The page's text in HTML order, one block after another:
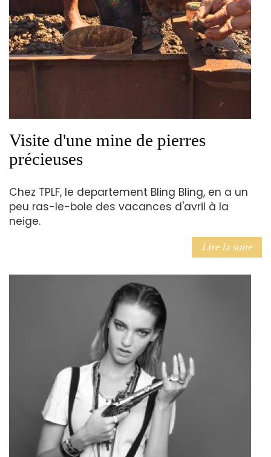
Visite d'une mine de pierres
précieuses
Chez TPLF, le departement Bling Bling, en a un
peu ras-le-bole des vacances d'avril à la
neige.
Lire la suite